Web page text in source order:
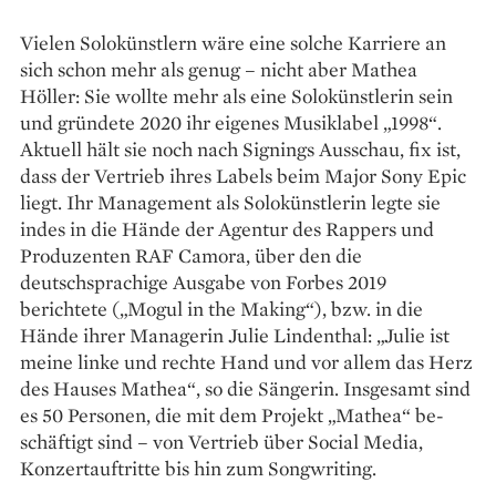
Vielen Solokünstlern wäre eine solche Karriere an
sich schon mehr als genug – nicht aber Mathea
Höller: Sie wollte mehr als eine Solo­künstlerin sein
und gründete 2020 ihr eigenes Musiklabel „1998“.
Aktuell hält sie noch nach Signings Ausschau, fix ist,
dass der Vertrieb ihres Labels beim Major Sony Epic
liegt. Ihr Management als Solokünstlerin legte sie
indes in die Hände der Agentur des Rappers und
Produ­zenten RAF Camora, über den die
deutschsprachige Ausgabe von Forbes 2019
berichtete („Mogul in the Making“), bzw. in die
Hände ihrer Managerin Julie Lindenthal: „Julie ist
meine linke und rechte Hand und vor allem das Herz
des Hauses Mathea“, so die Sängerin. Insgesamt sind
es 50 Personen, die mit dem Projekt „Mathea“ be­
schäftigt sind – von Vertrieb über Social Media,
Konzertauftritte bis hin zum Songwriting.